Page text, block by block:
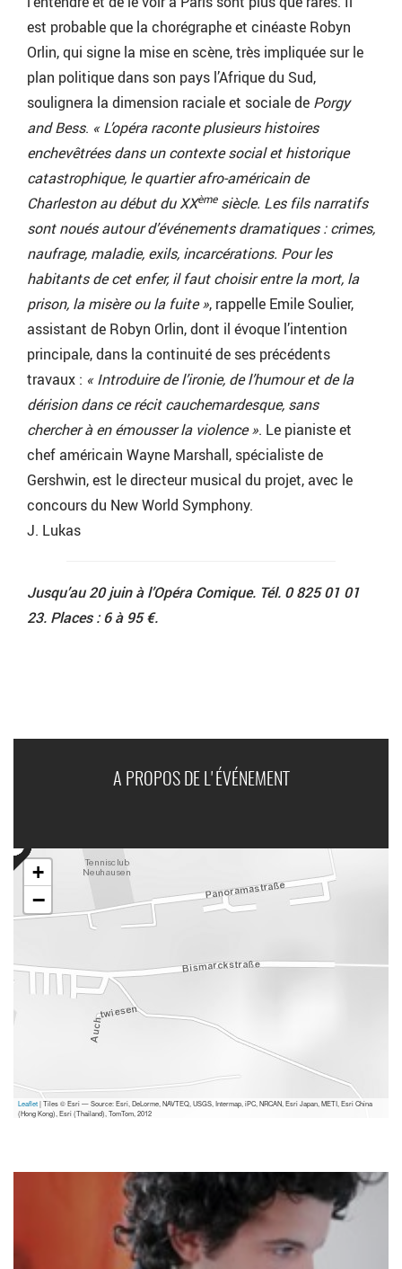
est probable que la chorégraphe et cinéaste Robyn
Orlin, qui signe la mise en scène, très impliquée sur le
plan politique dans son pays l’Afrique du Sud,
soulignera la dimension raciale et sociale de Porgy
and Bess. « L’opéra raconte plusieurs histoires
enchevêtrées dans un contexte social et historique
catastrophique, le quartier afro-américain de
Charleston au début du XXèmesiècle. Les fils narratifs
sont noués autour d’événements dramatiques : crimes,
naufrage, maladie, exils, incarcérations. Pour les
habitants de cet enfer, il faut choisir entre la mort, la
prison, la misère ou la fuite », rappelle Emile Soulier,
assistant de Robyn Orlin, dont il évoque l’intention
principale, dans la continuité de ses précédents
travaux : « Introduire de l’ironie, de l’humour et de la
dérision dans ce récit cauchemardesque, sans
chercher à en émousser la violence ». Le pianiste et
chef américain Wayne Marshall, spécialiste de
Gershwin, est le directeur musical du projet, avec le
concours du New World Symphony.
J. Lukas
Jusqu’au 20 juin à l’Opéra Comique. Tél. 0 825 01 01
23. Places : 6 à 95 €.
A PROPOS DE L'ÉVÉNEMENT
+
−
Leaflet| Tiles © Esri — Source: Esri, DeLorme, NAVTEQ, USGS, Intermap, iPC, NRCAN, Esri Japan, METI, Esri China
(Hong Kong), Esri (Thailand), TomTom, 2012